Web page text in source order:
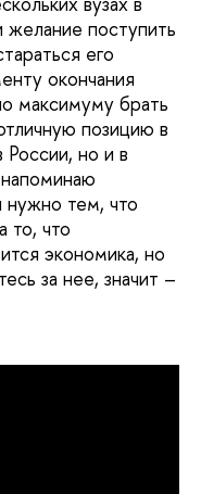
поступить
его
окончания
максимуму брать
позицию в
но и в
нужно тем, что
то, что
экономика, но
за нее, значит –